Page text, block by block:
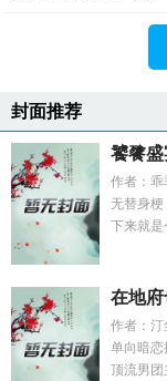
封面推荐
饕餮盛
作者：乖
无替身梗
下来就是
在地
作者：汀
单向暗恋
顶流男团